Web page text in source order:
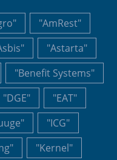
"AmRest"
"Astarta"
"Benefit Systems"
"DGE"
"EAT"
"ICG"
"Kernel"